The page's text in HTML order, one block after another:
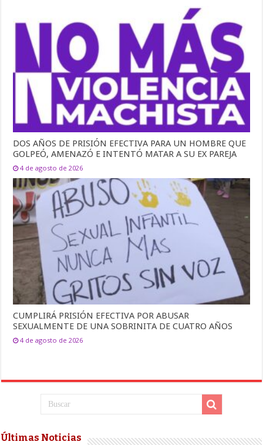
DOS AÑOS DE PRISIÓN EFECTIVA PARA UN HOMBRE QUE
GOLPEÓ, AMENAZÓ E INTENTÓ MATAR A SU EX PAREJA
4 de agosto de 2026
CUMPLIRÁ PRISIÓN EFECTIVA POR ABUSAR
SEXUALMENTE DE UNA SOBRINITA DE CUATRO AÑOS
4 de agosto de 2026
Últimas Noticias